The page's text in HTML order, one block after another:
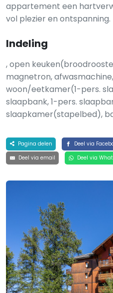
appartement een
vol plezier en ontspanning.
Indeling
, open
magnetron,
woon/eetkamer(1-pers.
slaapbank, 1-pers.
slaapkamer(stapelbed),
Pagina delen Deel via
Deel via email
Deel via